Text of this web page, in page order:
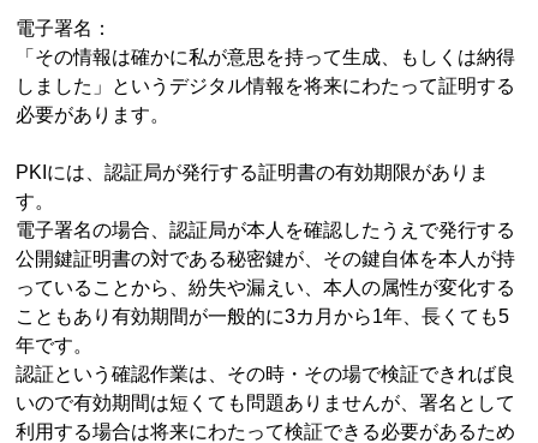
電子署名：
「その情報は確かに私が意思を持って生成、もしくは納得
しました」というデジタル情報を将来にわたって証明する
必要があります。
PKIには、認証局が発行する証明書の有効期限がありま
す。
電子署名の場合、認証局が本人を確認したうえで発行する
公開鍵証明書の対である秘密鍵が、その鍵自体を本人が持
っていることから、紛失や漏えい、本人の属性が変化する
こともあり有効期間が一般的に3カ月から1年、長くても5
年です。
認証という確認作業は、その時・その場で検証できれば良
いので有効期間は短くても問題ありませんが、署名として
利用する場合は将来にわたって検証できる必要があるため